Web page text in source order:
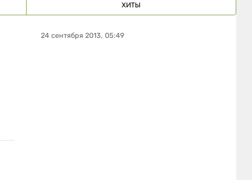
ХИТЫ
24 сентября 2013, 05:49